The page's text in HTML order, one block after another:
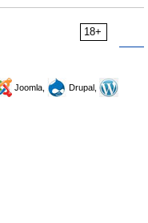
18+
Joomla,
Drupal,